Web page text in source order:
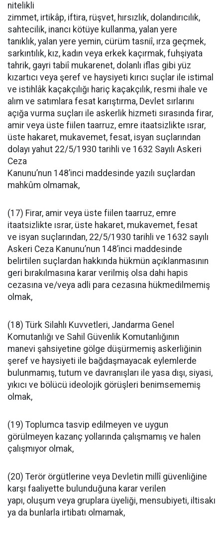
nitelikli
zimmet, irtikâp, iftira, rüşvet, hırsızlık, dolandırıcılık,
sahtecilik, inancı kötüye kullanma, yalan yere
tanıklık, yalan yere yemin, cürüm tasniî, ırza geçmek,
sarkıntılık, kız, kadın veya erkek kaçırmak, fuhşiyata
tahrik, gayri tabiî mukarenet, dolanlı iflas gibi yüz
kızartıcı veya şeref ve haysiyeti kırıcı suçlar ile istimal
ve istihlâk kaçakçılığı hariç kaçakçılık, resmi ihale ve
alım ve satımlara fesat karıştırma, Devlet sırlarını
açığa vurma suçları ile askerlik hizmeti sırasında firar,
amir veya üste fiilen taarruz, emre itaatsizlikte ısrar,
üste hakaret, mukavemet, fesat, isyan suçlarından
dolayı yahut 22/5/1930 tarihli ve 1632 Sayılı Askeri
Ceza
Kanunu’nun 148’inci maddesinde yazılı suçlardan
mahkûm olmamak,
(17) Firar, amir veya üste fiilen taarruz, emre
itaatsizlikte ısrar, üste hakaret, mukavemet, fesat
ve isyan suçlarından, 22/5/1930 tarihli ve 1632 sayılı
Askeri Ceza Kanunu’nun 148’inci maddesinde
belirtilen suçlardan hakkında hükmün açıklanmasının
geri bırakılmasına karar verilmiş olsa dahi hapis
cezasına ve/veya adli para cezasına hükmedilmemiş
olmak,
(18) Türk Silahlı Kuvvetleri, Jandarma Genel
Komutanlığı ve Sahil Güvenlik Komutanlığının
manevi şahsiyetine gölge düşürmemiş askerliğinin
şeref ve haysiyeti ile bağdaşmayacak eylemlerde
bulunmamış, tutum ve davranışları ile yasa dışı, siyasi,
yıkıcı ve bölücü ideolojik görüşleri benimsememiş
olmak,
(19) Toplumca tasvip edilmeyen ve uygun
görülmeyen kazanç yollarında çalışmamış ve halen
çalışmıyor olmak,
(20) Terör örgütlerine veya Devletin millî güvenliğine
karşı faaliyette bulunduğuna karar verilen
yapı, oluşum veya gruplara üyeliği, mensubiyeti, iltisakı
ya da bunlarla irtibatı olmamak,